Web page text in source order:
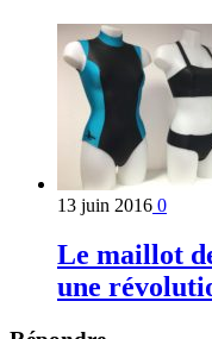
13 juin 2016 0
Le maillot
une